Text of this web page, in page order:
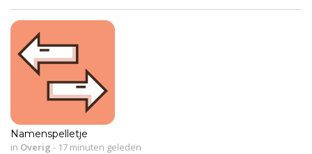
Namenspelletje
in Overig - 17 minuten geleden